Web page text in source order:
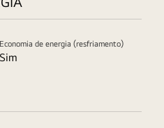
Economia de energia (resfriamento)
Sim